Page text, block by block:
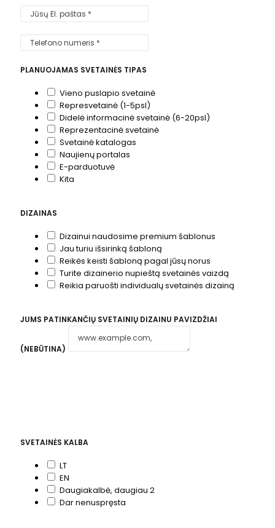
PLANUOJAMAS SVETAINĖS TIPAS
Vieno puslapio svetainė
Represvetainė (1-5psl)
Didelė informacinė svetainė (6-20psl)
Reprezentacinė svetainė
Svetainė katalogas
Naujienų portalas
E-parduotuvė
Kita
DIZAINAS
Dizainui naudosime premium šablonus
Jau turiu išsirinką šabloną
Reikės keisti šabloną pagal jūsų norus
Turite dizainerio nupieštą svetainės vaizdą
Reikia paruošti individualų svetainės dizainą
JUMS PATINKANČIŲ SVETAINIŲ DIZAINU PAVIZDŽIAI
(NEBŪTINA)
SVETAINĖS KALBA
LT
EN
Daugiakalbė, daugiau 2
Dar nenuspręsta